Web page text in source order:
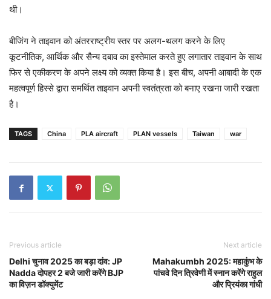
थी।
बीजिंग ने ताइवान को अंतरराष्ट्रीय स्तर पर अलग-थलग करने के लिए
कूटनीतिक, आर्थिक और सैन्य दबाव का इस्तेमाल करते हुए लगातार ताइवान के साथ
फिर से एकीकरण के अपने लक्ष्य को व्यक्त किया है। इस बीच, अपनी आबादी के एक
महत्वपूर्ण हिस्से द्वारा समर्थित ताइवान अपनी स्वतंत्रता को बनाए रखना जारी रखता
है।
TAGS China PLA aircraft PLAN vessels Taiwan war
Previous article
Delhi चुनाव 2025 का बड़ा दांव: JP
Nadda दोपहर 2 बजे जारी करेंगे BJP
का विज़न डॉक्युमेंट
Next article
Mahakumbh 2025: महाकुंभ के
पांचवे दिन त्रिवेणी में स्नान करेंगे राहुल
और प्रियंका गांधी